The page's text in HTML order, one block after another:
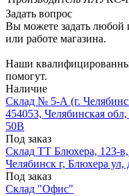
Задать вопрос
Вы можете задать любой
или работе магазина.
Наши
помогут.
Наличие
Склад № 5-А (г.
454053, Челябинская
50В
Под заказ
Склад ТТ Блюхера, 123-
Челябинск г, Блюхера
Под заказ
Склад "Офис"